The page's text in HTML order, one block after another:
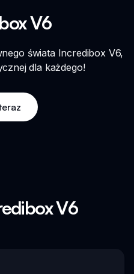
V6
świata Incredibox V6,
dla każdego!
V6